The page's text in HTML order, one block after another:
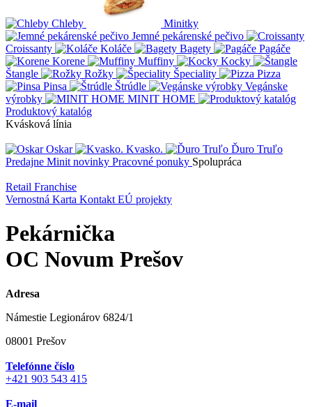
Chleby
Minitky
Jemné pekárenské pečivo
Croissanty
Koláče Bagety
Pagáče
Korene
Muffiny
Kocky
Štangle
Rožky Špeciality
Pizza
Pinsa
Štrúdle
Vegánske
výrobky
MINIT HOME
Produktový katalóg
Kvásková línia
Oskar Kvasko.
Ďuro Truľo
Predajne Minit novinky Pracovné ponuky Spolupráca
Retail Franchise
Vernostná Karta Kontakt EÚ projekty
Pekárnička
OC Novum Prešov
Adresa
Námestie Legionárov 6824/1
08001 Prešov
Telefónne číslo
+421 903 543 415
E-mail